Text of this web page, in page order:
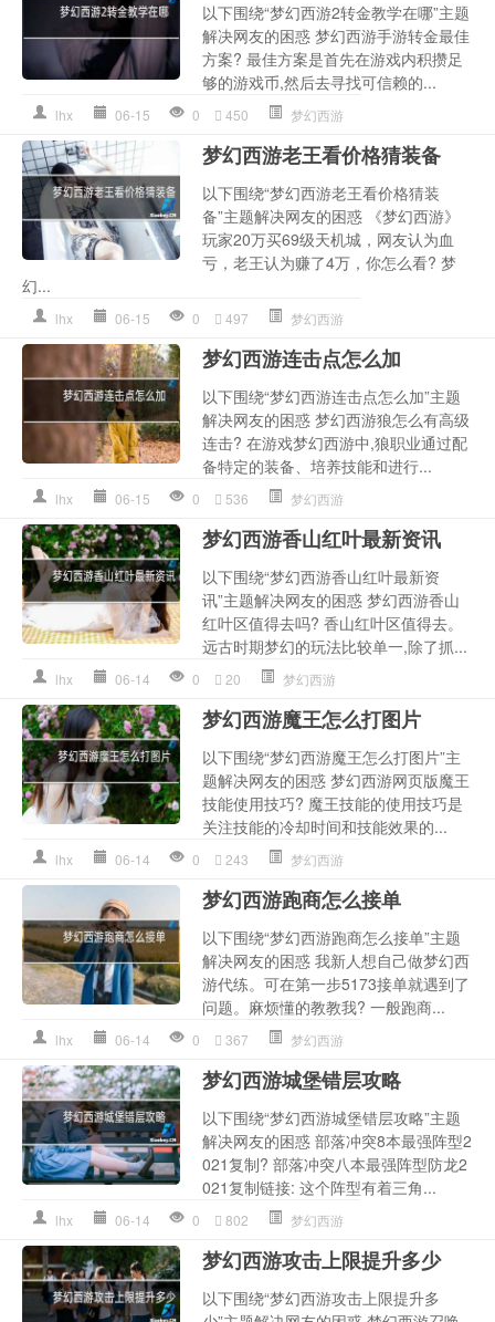
以下围绕“梦幻西游2转金教学在哪”主题
解决网友的困惑 梦幻西游手游转金最佳
方案? 最佳方案是首先在游戏内积攒足
够的游戏币,然后去寻找可信赖的...
lhx 06-15 0 450 梦幻西游
梦幻西游老王看价格猜装备
以下围绕“梦幻西游老王看价格猜装
备”主题解决网友的困惑 《梦幻西游》
玩家20万买69级天机城，网友认为血
亏，老王认为赚了4万，你怎么看? 梦
幻...
lhx 06-15 0 497 梦幻西游
梦幻西游连击点怎么加
以下围绕“梦幻西游连击点怎么加”主题
解决网友的困惑 梦幻西游狼怎么有高级
连击? 在游戏梦幻西游中,狼职业通过配
备特定的装备、培养技能和进行...
lhx 06-15 0 536 梦幻西游
梦幻西游香山红叶最新资讯
以下围绕“梦幻西游香山红叶最新资
讯”主题解决网友的困惑 梦幻西游香山
红叶区值得去吗? 香山红叶区值得去。
远古时期梦幻的玩法比较单一,除了抓...
lhx 06-14 0 20 梦幻西游
梦幻西游魔王怎么打图片
以下围绕“梦幻西游魔王怎么打图片”主
题解决网友的困惑 梦幻西游网页版魔王
技能使用技巧? 魔王技能的使用技巧是
关注技能的冷却时间和技能效果的...
lhx 06-14 0 243 梦幻西游
梦幻西游跑商怎么接单
以下围绕“梦幻西游跑商怎么接单”主题
解决网友的困惑 我新人想自己做梦幻西
游代练。可在第一步5173接单就遇到了
问题。麻烦懂的教教我? 一般跑商...
lhx 06-14 0 367 梦幻西游
梦幻西游城堡错层攻略
以下围绕“梦幻西游城堡错层攻略”主题
解决网友的困惑 部落冲突8本最强阵型2
021复制? 部落冲突八本最强阵型防龙2
021复制链接: 这个阵型有着三角...
lhx 06-14 0 802 梦幻西游
梦幻西游攻击上限提升多少
以下围绕“梦幻西游攻击上限提升多